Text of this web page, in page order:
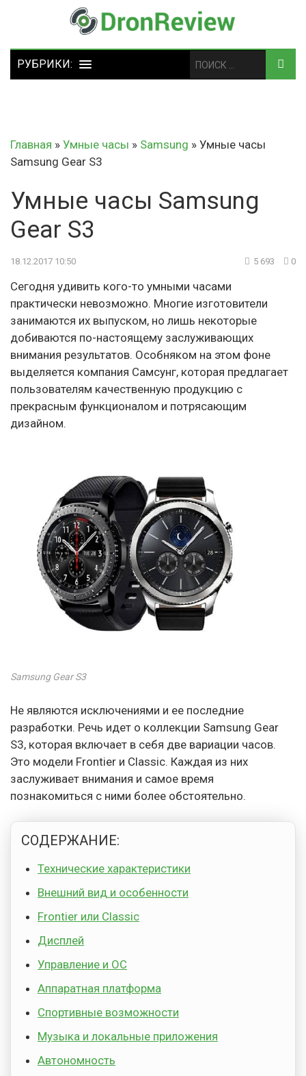
Главная » Умные часы » Samsung » Умные часы
Samsung Gear S3
Умные часы Samsung
Gear S3
18.12.2017 10:50 5 693 0
Сегодня удивить кого-то умными часами
практически невозможно. Многие изготовители
занимаются их выпуском, но лишь некоторые
добиваются по-настоящему заслуживающих
внимания результатов. Особняком на этом фоне
выделяется компания Самсунг, которая предлагает
пользователям качественную продукцию с
прекрасным функционалом и потрясающим
дизайном.
Samsung Gear S3
Не являются исключениями и ее последние
разработки. Речь идет о коллекции Samsung Gear
S3, которая включает в себя две вариации часов.
Это модели Frontier и Classic. Каждая из них
заслуживает внимания и самое время
познакомиться с ними более обстоятельно.
СОДЕРЖАНИЕ:
Технические характеристики
Внешний вид и особенности
Frontier или Classic
Дисплей
Управление и ОС
Аппаратная платформа
Спортивные возможности
Музыка и локальные приложения
Автономность